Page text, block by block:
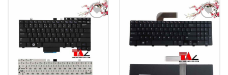
Add to
Wishlist
Add to
Wishlist